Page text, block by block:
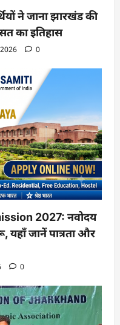
ने जाना झारखंड की
का इतिहास
0
2027: नवोदय
यहाँ जानें पात्रता और
0